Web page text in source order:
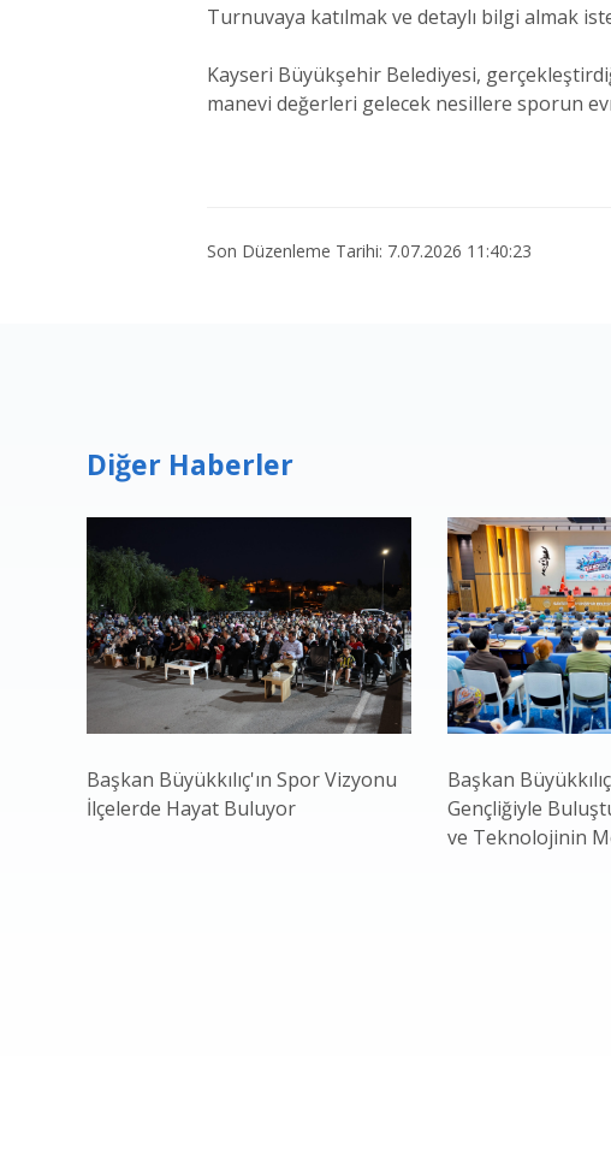
Turnuvaya katılmak ve detaylı bilgi almak
Kayseri Büyükşehir Belediyesi,
manevi değerleri gelecek nesillere sporun
Son Düzenleme Tarihi: 7.07.2026 11:40:23
Diğer Haberler
Başkan Büyükkılıç'ın Spor Vizyonu
İlçelerde Hayat Buluyor
Başkan
Gençliğiyle
ve Teknolojinin